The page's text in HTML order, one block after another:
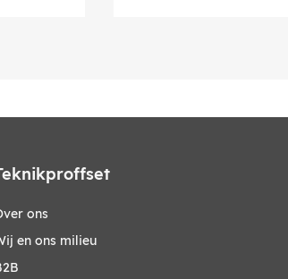
ons
en ons milieu